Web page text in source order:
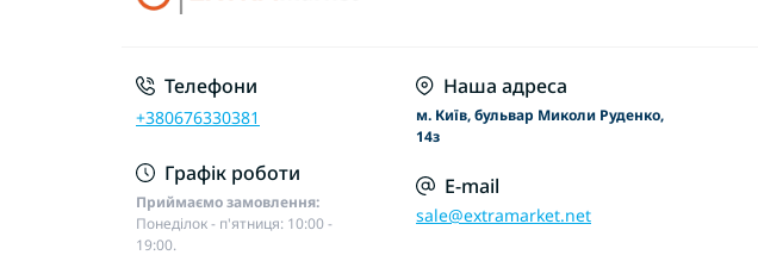
Телефони
+380676330381
Графік роботи
Приймаємо замовлення:
Понеділок - п'ятниця: 10:00 -
19:00.
Наша адреса
м. Київ, бульвар Миколи Руденко,
14з
E-mail
sale@extramarket.net